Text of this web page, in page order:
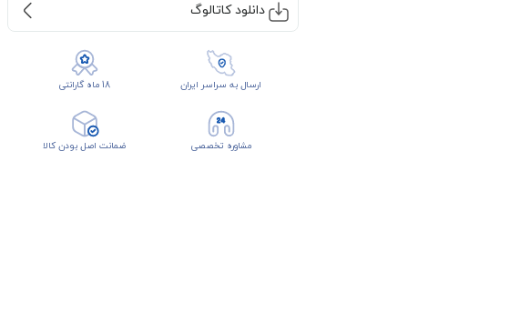
دانلود کاتالوگ
ارسال به سراسر ایران 18 ماه گارانتی
مشاوره تخصصی ضمانت اصل بودن کالا